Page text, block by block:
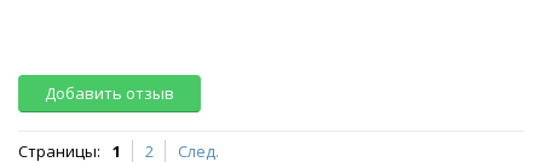
Добавить отзыв
Страницы: 1 2 След.